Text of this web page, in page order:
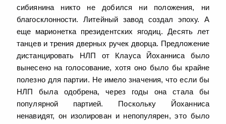
сибиянина никто не добился ни положения, ни
благосклонности. Литейный завод создал эпоху. А
еще марионетка президентских ягодиц. Десять лет
танцев и трения дверных ручек дворца. Предложение
дистанцировать НЛП от Клауса Йоханниса было
вынесено на голосование, хотя оно было бы крайне
полезно для партии. Не имело значения, что если бы
НЛП была одобрена, через годы она стала бы
популярной партией. Поскольку Йоханниса
ненавидят, он изолирован и непопулярен, это было